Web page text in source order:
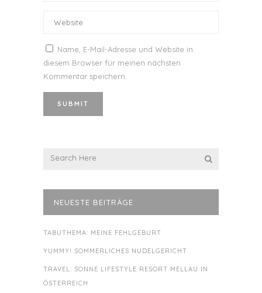
Name, E-Mail-Adresse und Website in
diesem Browser für meinen nächsten
Kommentar speichern.
NEUESTE BEITRÄGE
TABUTHEMA: MEINE FEHLGEBURT
YUMMY! SOMMERLICHES NUDELGERICHT
TRAVEL: SONNE LIFESTYLE RESORT MELLAU IN
ÖSTERREICH